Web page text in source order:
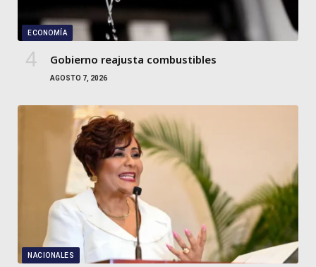
ECONOMÍA
Gobierno reajusta combustibles
AGOSTO 7, 2026
NACIONALES